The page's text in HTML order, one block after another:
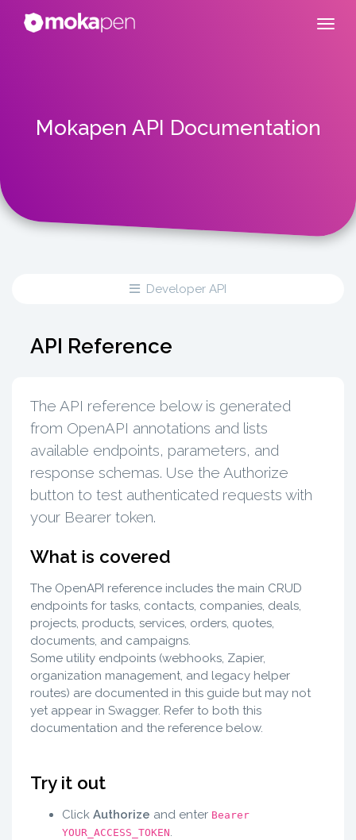
Mokapen API Documentation
Developer API
API Reference
The API reference below is generated
from OpenAPI annotations and lists
available endpoints, parameters, and
response schemas. Use the Authorize
button to test authenticated requests with
your Bearer token.
What is covered
The OpenAPI reference includes the main CRUD
endpoints for tasks, contacts, companies, deals,
projects, products, services, orders, quotes,
documents, and campaigns.
Some utility endpoints (webhooks, Zapier,
organization management, and legacy helper
routes) are documented in this guide but may not
yet appear in Swagger. Refer to both this
documentation and the reference below.
Try it out
Click Authorize and enter Bearer
YOUR_ACCESS_TOKEN